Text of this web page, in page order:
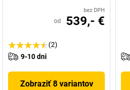
bez DPH
od 539,- €
(2)
9-10 dni
Zobraziť 8 variantov